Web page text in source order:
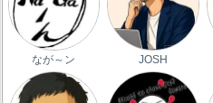
なが～ン JOSH